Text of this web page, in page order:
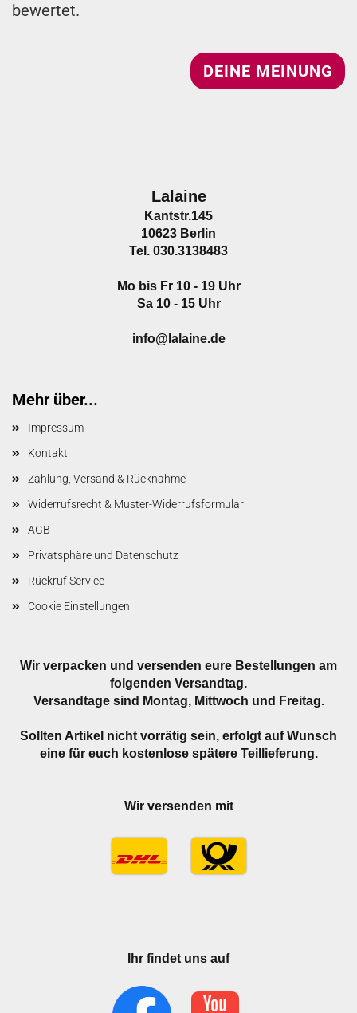
bewertet.
DEINE MEINUNG
Lalaine
Kantstr.145
10623 Berlin
Tel. 030.3138483
Mo bis Fr 10 - 19 Uhr
Sa 10 - 15 Uhr
info@lalaine.de
Mehr über...
Impressum
Kontakt
Zahlung, Versand & Rücknahme
Widerrufsrecht & Muster-Widerrufsformular
AGB
Privatsphäre und Datenschutz
Rückruf Service
Cookie Einstellungen
Wir verpacken und versenden eure Bestellungen am
folgenden Versandtag.
Versandtage sind Montag, Mittwoch und Freitag.
Sollten Artikel nicht vorrätig sein, erfolgt auf Wunsch
eine für euch kostenlose spätere Teillieferung.
Wir versenden mit
Ihr findet uns auf